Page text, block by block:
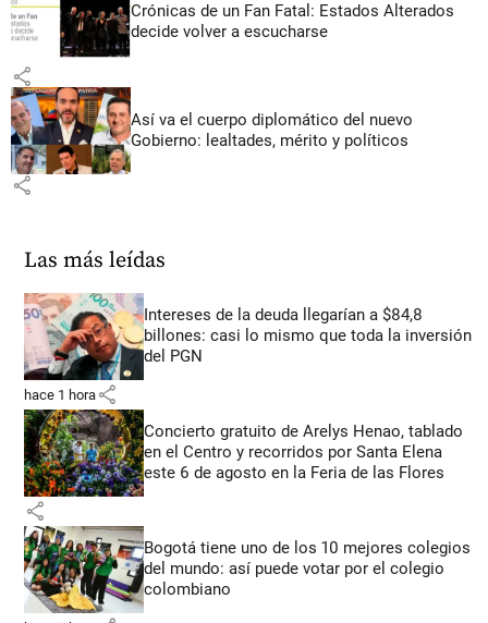
Crónicas de un Fan Fatal: Estados Alterados
decide volver a escucharse
share
Así va el cuerpo diplomático del nuevo
Gobierno: lealtades, mérito y políticos
share
Las más leídas
Intereses de la deuda llegarían a $84,8
billones: casi lo mismo que toda la inversión
del PGN
hace 1 hora share
Concierto gratuito de Arelys Henao, tablado
en el Centro y recorridos por Santa Elena
este 6 de agosto en la Feria de las Flores
share
Bogotá tiene uno de los 10 mejores colegios
del mundo: así puede votar por el colegio
colombiano